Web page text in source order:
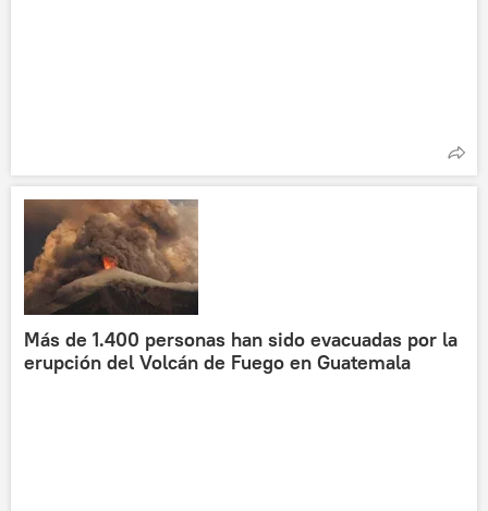
Más de 1.400 personas han sido evacuadas por la
erupción del Volcán de Fuego en Guatemala